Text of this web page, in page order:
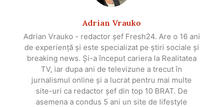
Adrian Vrauko
Adrian Vrauko - redactor șef Fresh24. Are o 16 ani
de experiență și este specializat pe știri sociale și
breaking news. Și-a început cariera la Realitatea
TV, iar dupa ani de televizune a trecut în
jurnalismul online și a lucrat pentru mai multe
site-uri ca redactor șef din top 10 BRAT. De
asemena a condus 5 ani un site de lifestyle